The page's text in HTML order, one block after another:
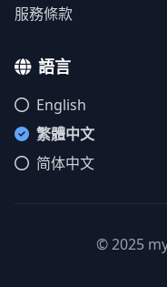
服務條款
語言
English
繁體中文
简体中文
© 2025